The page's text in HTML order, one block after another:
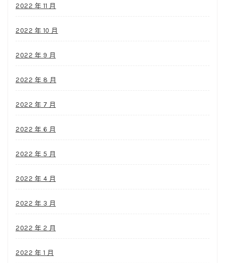
2022 年 11 月
2022 年 10 月
2022 年 9 月
2022 年 8 月
2022 年 7 月
2022 年 6 月
2022 年 5 月
2022 年 4 月
2022 年 3 月
2022 年 2 月
2022 年 1 月